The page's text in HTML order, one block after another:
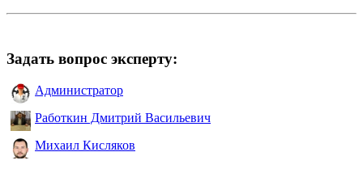
Задать вопрос эксперту:
Администратор
Работкин Дмитрий Васильевич
Михаил Кисляков